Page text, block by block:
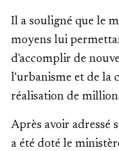
Il a souligné que le
moyens lui
d'accomplir de
l'urbanisme et de la
réalisation de
Après avoir adressé
a été doté le